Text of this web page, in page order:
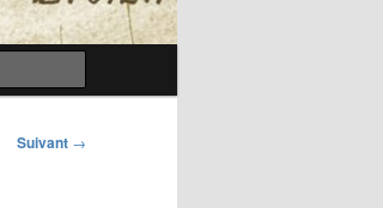
Suivant →